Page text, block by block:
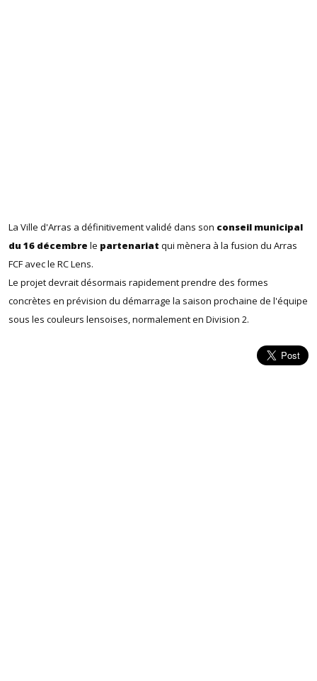
La Ville d'Arras a définitivement validé dans son conseil municipal
du 16 décembre le partenariat qui mènera à la fusion du Arras
FCF avec le RC Lens.
Le projet devrait désormais rapidement prendre des formes
concrètes en prévision du démarrage la saison prochaine de l'équipe
sous les couleurs lensoises, normalement en Division 2.